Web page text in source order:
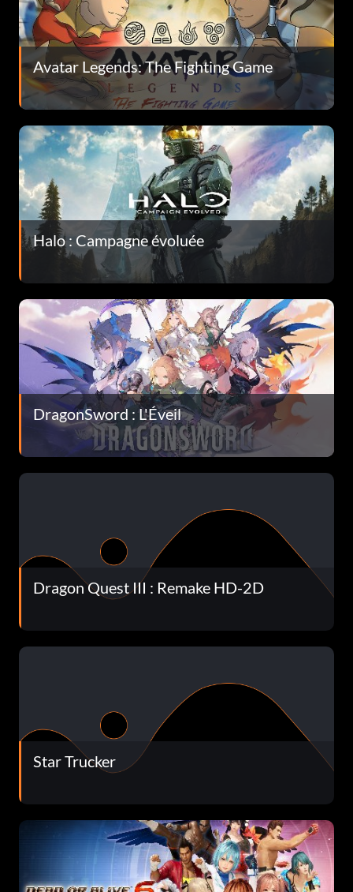
Avatar Legends: The Fighting Game
Halo : Campagne évoluée
DragonSword : L'Éveil
Dragon Quest III : Remake HD-2D
Star Trucker